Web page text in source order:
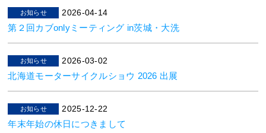
お知らせ 2026-04-14
第２回カブonlyミーティング in茨城・大洗
お知らせ 2026-03-02
北海道モーターサイクルショウ 2026 出展
お知らせ 2025-12-22
年末年始の休日につきまして